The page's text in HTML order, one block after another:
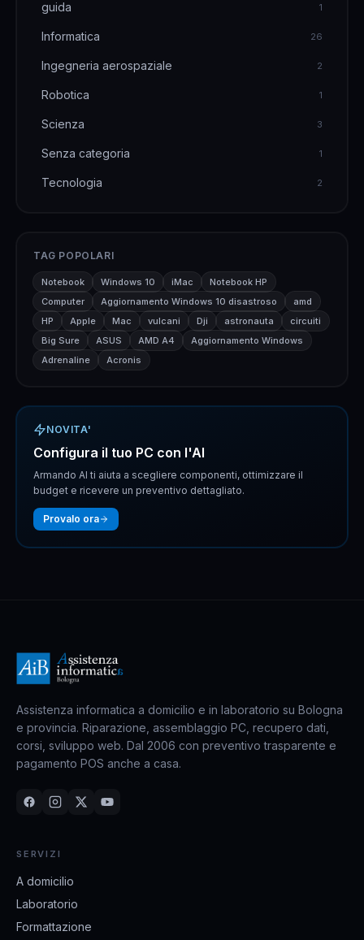
guida 1
Informatica 26
Ingegneria aerospaziale 2
Robotica 1
Scienza 3
Senza categoria 1
Tecnologia 2
TAG POPOLARI
Notebook Windows 10 iMac
Notebook HP
Computer
Aggiornamento Windows 10 disastroso
amd
HP
Apple Mac vulcani Dji astronauta
circuiti
Big Sure
ASUS AMD A4
Aggiornamento Windows
Adrenaline
Acronis
NOVITA'
Configura il tuo PC con l'AI
Armando AI ti aiuta a scegliere componenti, ottimizzare il
budget e ricevere un preventivo dettagliato.
Provalo ora
Assistenza informatica a domicilio e in laboratorio su Bologna
e provincia. Riparazione, assemblaggio PC, recupero dati,
corsi, sviluppo web. Dal 2006 con preventivo trasparente e
pagamento POS anche a casa.
SERVIZI
A domicilio
Laboratorio
Formattazione